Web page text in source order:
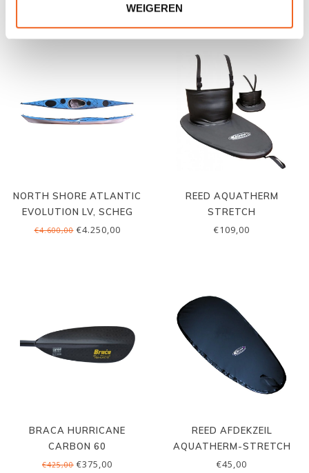
WEIGEREN
GERELATEERDE PRODUCTEN
NORTH SHORE ATLANTIC
EVOLUTION LV, SCHEG
€4.600,00€4.250,00
REED AQUATHERM
STRETCH
€109,00
BRACA HURRICANE
CARBON 60
€425,00 €375,00
REED AFDEKZEIL
AQUATHERM-STRETCH
€45,00